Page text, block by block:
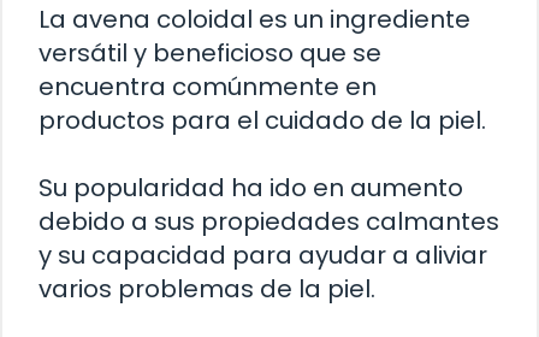
La avena coloidal es un ingrediente
versátil y beneficioso que se
encuentra comúnmente en
productos para el cuidado de la piel.
Su popularidad ha ido en aumento
debido a sus propiedades calmantes
y su capacidad para ayudar a aliviar
varios problemas de la piel.